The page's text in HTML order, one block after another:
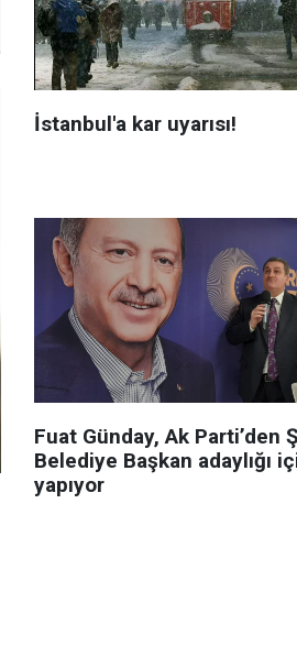
İstanbul'a kar uyarısı!
Fuat Günday, Ak Parti’den
Belediye Başkan adaylığı
yapıyor